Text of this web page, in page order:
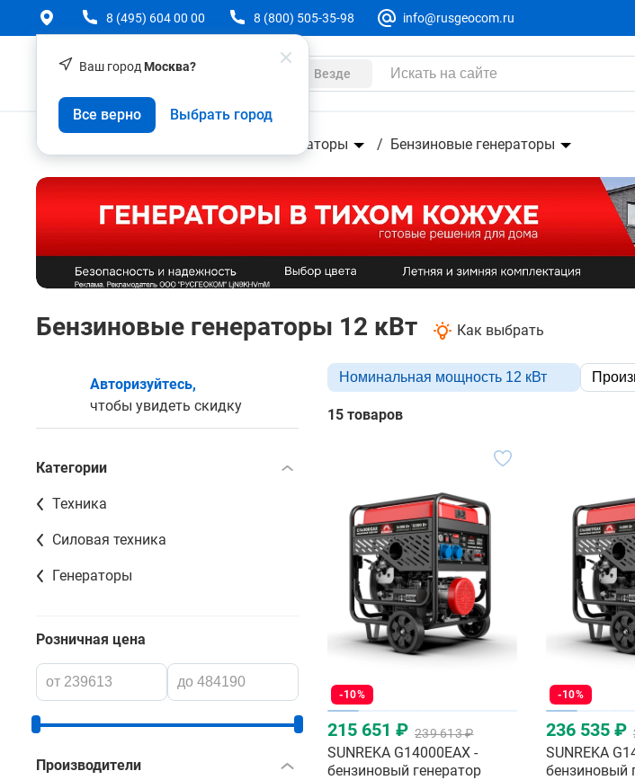
Ваш город Москва?
Все верно Выбрать город
8 (495) 604 00 00 8 (800) 505-35-98 info@rusgeocom.ru
Везде
Техника Генераторы Бензиновые генераторы
Бензиновые генераторы 12 кВт Как выбрать
Авторизуйтесь,
чтобы увидеть скидку
Категории
Техника
Силовая техника
Генераторы
Розничная цена
Производители
Номинальная мощность 12 кВт
15 товаров
-10%
215 651 ₽ 239 613 ₽
SUNREKA G14000EAX -
бензиновый генератор
-10%
236 535 ₽
SUNREKA
бензиновый